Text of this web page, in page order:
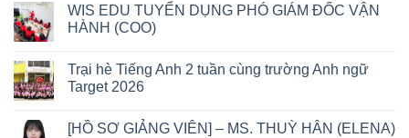
WIS EDU TUYỂN DỤNG PHÓ GIÁM ĐỐC VẬN
HÀNH (COO)
Trại hè Tiếng Anh 2 tuần cùng trường Anh ngữ
Target 2026
[HỒ SƠ GIẢNG VIÊN] – MS. THUỲ HÂN (ELENA)